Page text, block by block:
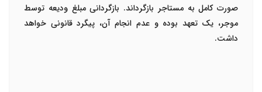
صورت کامل به مستاجر بازگرداند. بازگردانی مبلغ ودیعه توسط
موجر، یک تعهد بوده و عدم انجام آن، پیگرد قانونی خواهد
داشت.